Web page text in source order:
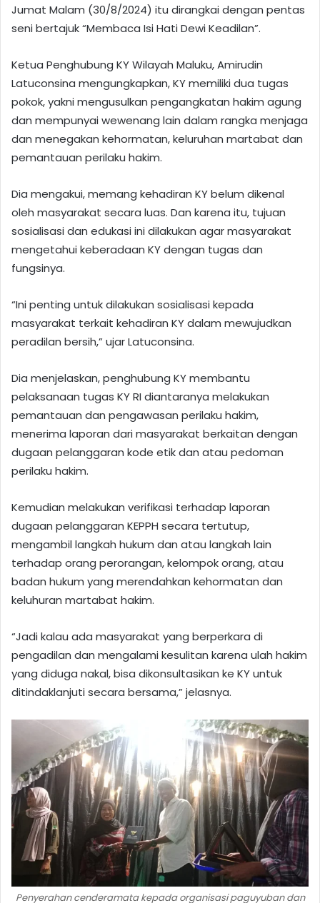
Jumat Malam (30/8/2024) itu dirangkai dengan pentas
seni bertajuk “Membaca Isi Hati Dewi Keadilan”.
Ketua Penghubung KY Wilayah Maluku, Amirudin
Latuconsina mengungkapkan, KY memiliki dua tugas
pokok, yakni mengusulkan pengangkatan hakim agung
dan mempunyai wewenang lain dalam rangka menjaga
dan menegakan kehormatan, keluruhan martabat dan
pemantauan perilaku hakim.
Dia mengakui, memang kehadiran KY belum dikenal
oleh masyarakat secara luas. Dan karena itu, tujuan
sosialisasi dan edukasi ini dilakukan agar masyarakat
mengetahui keberadaan KY dengan tugas dan
fungsinya.
“Ini penting untuk dilakukan sosialisasi kepada
masyarakat terkait kehadiran KY dalam mewujudkan
peradilan bersih,” ujar Latuconsina.
Dia menjelaskan, penghubung KY membantu
pelaksanaan tugas KY RI diantaranya melakukan
pemantauan dan pengawasan perilaku hakim,
menerima laporan dari masyarakat berkaitan dengan
dugaan pelanggaran kode etik dan atau pedoman
perilaku hakim.
Kemudian melakukan verifikasi terhadap laporan
dugaan pelanggaran KEPPH secara tertutup,
mengambil langkah hukum dan atau langkah lain
terhadap orang perorangan, kelompok orang, atau
badan hukum yang merendahkan kehormatan dan
keluhuran martabat hakim.
“Jadi kalau ada masyarakat yang berperkara di
pengadilan dan mengalami kesulitan karena ulah hakim
yang diduga nakal, bisa dikonsultasikan ke KY untuk
ditindaklanjuti secara bersama,” jelasnya.
Penyerahan cenderamata kepada organisasi paguyuban dan